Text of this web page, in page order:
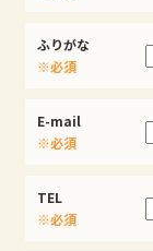
ふりがな
※必須
E-mail
※必須
TEL
※必須